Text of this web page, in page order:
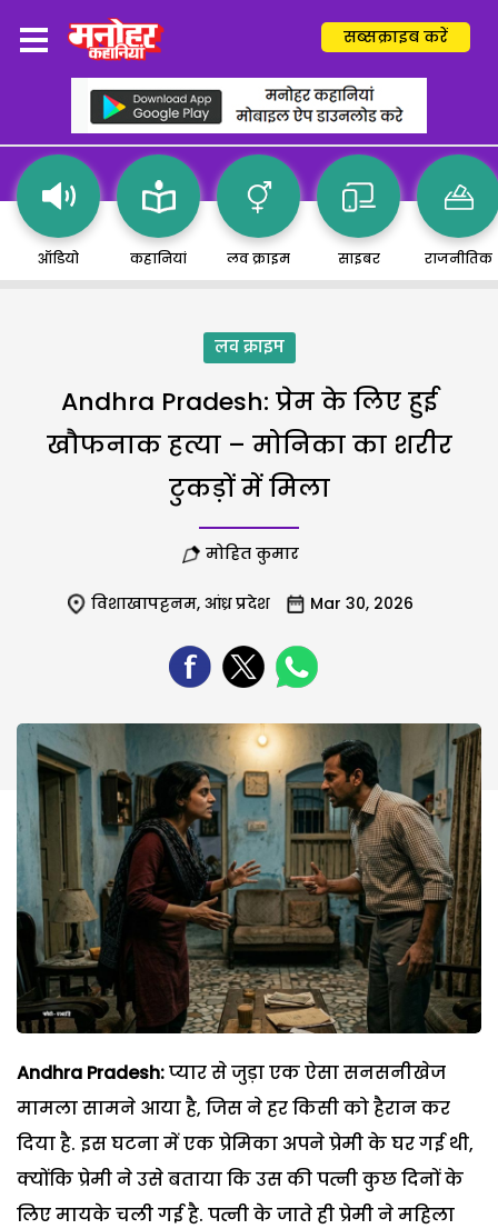
सब्सक्राइब करें
ऑडियो कहानियां लव क्राइम साइबर राजनीतिक
लव क्राइम
Andhra Pradesh: प्रेम के लिए हुई
खौफनाक हत्या – मोनिका का शरीर
टुकड़ों में मिला
मोहित कुमार
विशाखापट्टनम, आंध्र प्रदेश Mar 30, 2026
Andhra Pradesh:प्यार से जुड़ा एक ऐसा सनसनीखेज
मामला सामने आया है, जिस ने हर किसी को हैरान कर
दिया है. इस घटना में एक प्रेमिका अपने प्रेमी के घर गई थी,
क्योंकि प्रेमी ने उसे बताया कि उस की पत्नी कुछ दिनों के
लिए मायके चली गई है. पत्नी के जाते ही प्रेमी ने महिला